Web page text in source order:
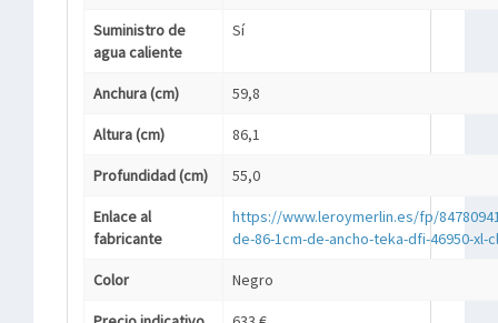
Suministro de
agua caliente
Sí
Anchura (cm) 59,8
Altura (cm) 86,1
Profundidad (cm) 55,0
Enlace al
fabricante
https://www.leroymerlin.es/fp/
de-86-1cm-de-ancho-teka-dfi-46950-xl-
Color Negro